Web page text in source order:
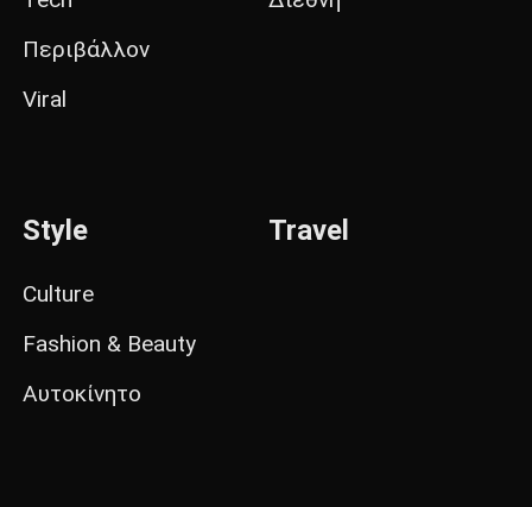
Περιβάλλον
Viral
Style
Culture
Fashion & Beauty
Αυτοκίνητο
Travel